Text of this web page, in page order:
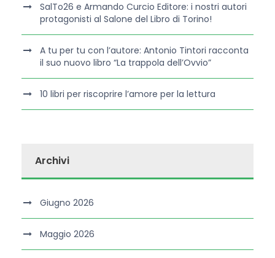
SalTo26 e Armando Curcio Editore: i nostri autori
protagonisti al Salone del Libro di Torino!
A tu per tu con l’autore: Antonio Tintori racconta
il suo nuovo libro “La trappola dell’Ovvio”
10 libri per riscoprire l’amore per la lettura
Archivi
Giugno 2026
Maggio 2026